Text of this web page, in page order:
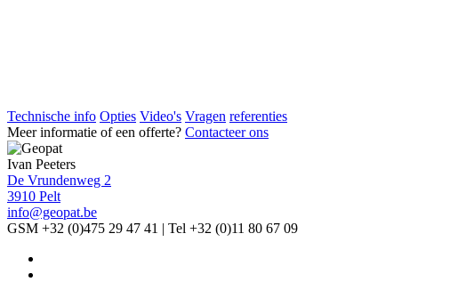
Technische info Opties Video's Vragen referenties
Meer informatie of een offerte? Contacteer ons
Ivan Peeters
De Vrundenweg 2
3910 Pelt
info@geopat.be
GSM +32 (0)475 29 47 41 | Tel +32 (0)11 80 67 09